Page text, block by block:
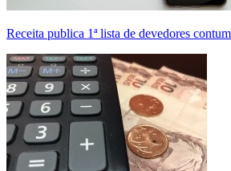
Receita publica 1ª lista de devedores